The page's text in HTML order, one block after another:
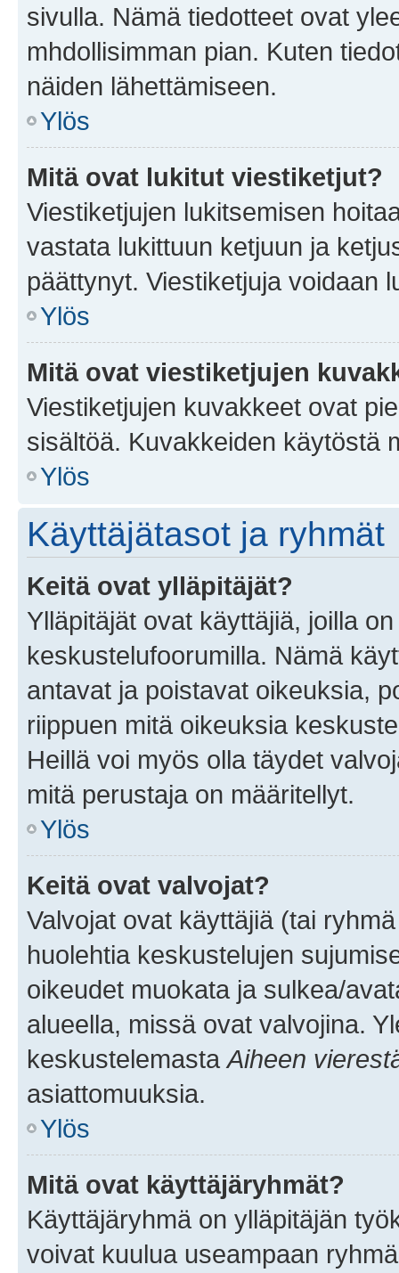
sivulla. Nämä tiedotteet ovat
mhdollisimman pian. Kuten
näiden lähettämiseen.
Ylös
Mitä ovat lukitut viestiketjut?
Viestiketjujen lukitsemisen
vastata lukittuun ketjuun ja
päättynyt. Viestiketjuja voidaan
Ylös
Mitä ovat viestiketjujen
Viestiketjujen kuvakkeet ovat
sisältöä. Kuvakkeiden käytöstä
Ylös
Käyttäjätasot ja ryhmät
Keitä ovat ylläpitäjät?
Ylläpitäjät ovat käyttäjiä, joilla
keskustelufoorumilla. Nämä
antavat ja poistavat oikeuksia,
riippuen mitä oikeuksia
Heillä voi myös olla täydet
mitä perustaja on määritellyt.
Ylös
Keitä ovat valvojat?
Valvojat ovat käyttäjiä (tai
huolehtia keskustelujen
oikeudet muokata ja sulkea/
alueella, missä ovat valvojina.
keskustelemasta Aiheen
asiattomuuksia.
Ylös
Mitä ovat käyttäjäryhmät?
Käyttäjäryhmä on ylläpitäjän
voivat kuulua useampaan